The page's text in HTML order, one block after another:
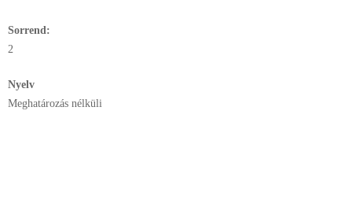
Sorrend:
2
Nyelv
Meghatározás nélküli